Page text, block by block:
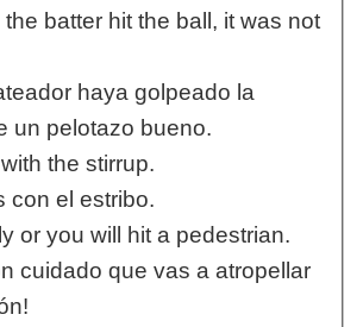
batter hit the ball, it was not
haya golpeado la
un pelotazo bueno.
the stirrup.
con el estribo.
or you will hit a pedestrian.
cuidado que vas a atropellar